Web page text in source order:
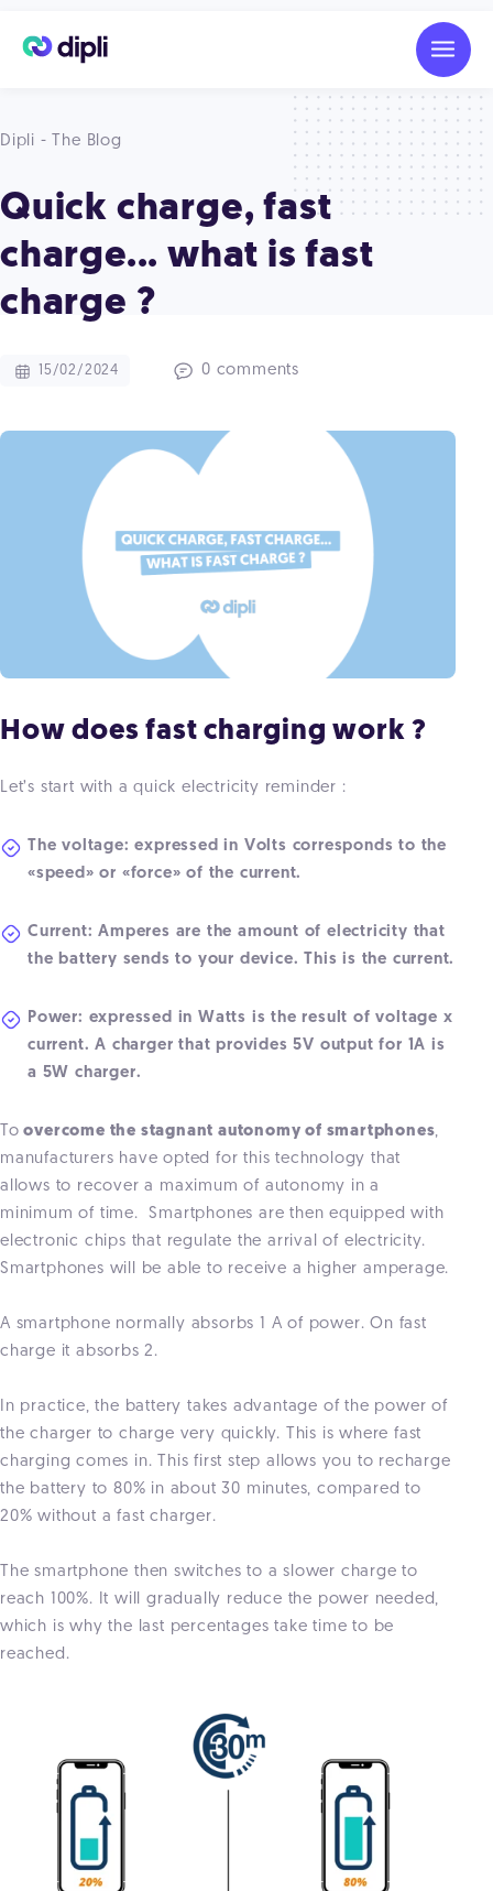
Dipli - The Blog
Quick charge, fast
charge... what is fast
charge ?
15/02/2024 0 comments
How does fast charging work ?
Let’s start with a quick electricity reminder :
The voltage: expressed in Volts corresponds to the
«speed» or «force» of the current.
Current: Amperes are the amount of electricity that
the battery sends to your device. This is the current.
Power: expressed in Watts is the result of voltage x
current. A charger that provides 5V output for 1A is
a 5W charger.
To overcome the stagnant autonomy of smartphones,
manufacturers have opted for this technology that
allows to recover a maximum of autonomy in a
minimum of time. Smartphones are then equipped with
electronic chips that regulate the arrival of electricity.
Smartphones will be able to receive a higher amperage.
A smartphone normally absorbs 1 A of power. On fast
charge it absorbs 2.
In practice, the battery takes advantage of the power of
the charger to charge very quickly. This is where fast
charging comes in. This first step allows you to recharge
the battery to 80% in about 30 minutes, compared to
20% without a fast charger.
The smartphone then switches to a slower charge to
reach 100%. It will gradually reduce the power needed,
which is why the last percentages take time to be
reached.